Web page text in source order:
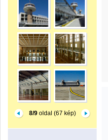
8/9oldal (67 kép)